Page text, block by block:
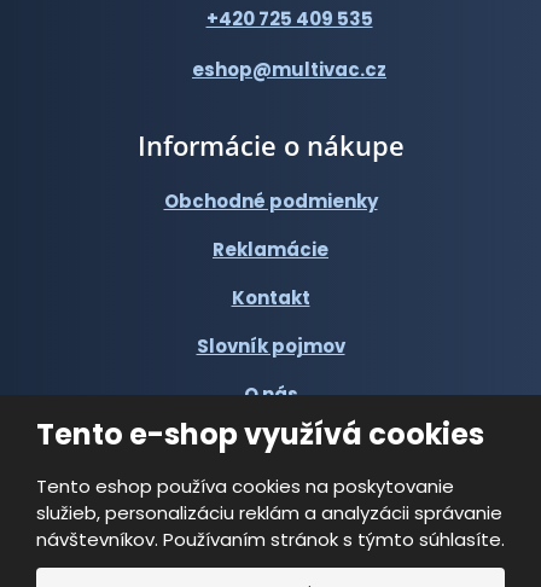
Tento e-shop využívá cookies
Tento eshop používa cookies na poskytovanie
služieb, personalizáciu reklám a analyzácii správanie
návštevníkov. Používaním stránok s týmto súhlasíte.
+420 725 409 535
eshop@multivac.cz
Informácie o nákupe
Obchodné podmienky
Reklamácie
Kontakt
Slovník pojmov
O nás
© 2026, Multi-VAC spol. s r.o.